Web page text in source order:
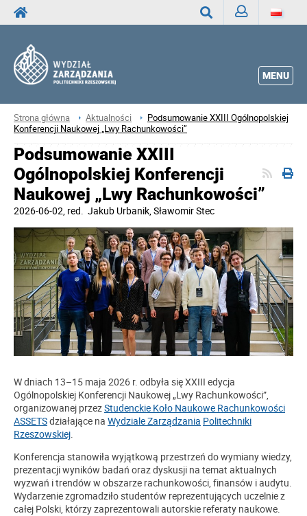
MENU
Strona główna Aktualności
Podsumowanie XXIII Ogólnopolskiej
Konferencji Naukowej „Lwy Rachunkowości”
Podsumowanie XXIII
Ogólnopolskiej Konferencji
Naukowej „Lwy Rachunkowości”
2026-06-02, red. Jakub Urbanik, Sławomir Stec
W dniach 13–15 maja 2026 r. odbyła się XXIII edycja
Ogólnopolskiej Konferencji Naukowej „Lwy Rachunkowości”,
organizowanej przezStudenckie Koło Naukowe Rachunkowości
ASSETSdziałające na Wydziale Zarządzania Politechniki
Rzeszowskiej
Konferencja stanowiła wyjątkową przestrzeń do wymiany wiedzy,
prezentacji wyników badań oraz dyskusji na temat aktualnych
wyzwań i trendów w obszarze rachunkowości, finansów i audytu.
Wydarzenie zgromadziło studentów reprezentujących uczelnie z
całej Polski, którzy zaprezentowali autorskie referaty naukowe.